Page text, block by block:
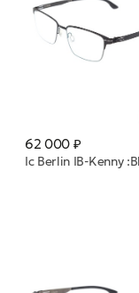
62 000 ₽